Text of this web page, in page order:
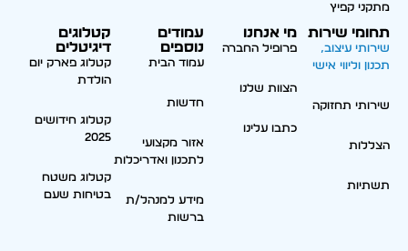
מתקני קפיץ
תחומי שירות
שירותי עיצוב,
תכנון וליווי אישי
שירותי תחזוקה
הצללות
תשתיות
מי אנחנו
פרופיל החברה
הצוות שלנו
כתבו עלינו
עמודים
נוספים
עמוד הבית
חדשות
אזור מקצועי
לתכנון ואדריכלות
מידע למנהל/ת
ברשות
קטלוגים
דיגיטלים
קטלוג פארק יום
הולדת
קטלוג חידושים
2025
קטלוג משטח
בטיחות שעם